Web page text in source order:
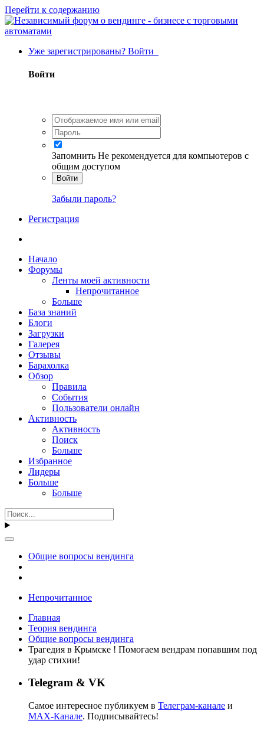
Перейти к содержанию
Уже зарегистрированы? Войти
Войти
Запомнить Не рекомендуется для компьютеров с
общим доступом
Войти
Забыли пароль?
Регистрация
Начало
Форумы
Ленты моей активности
Непрочитанное
Больше
База знаний
Блоги
Загрузки
Галерея
Отзывы
Барахолка
Обзор
Правила
События
Пользователи онлайн
Активность
Активность
Поиск
Больше
Избранное
Лидеры
Больше
Больше
Общие вопросы вендинга
Непрочитанное
Главная
Теория вендинга
Общие вопросы вендинга
Трагедия в Крымске ! Помогаем вендрам попавшим под
удар стихии!
Telegram & VK
Самое интересное публикуем в Телеграм-канале и
MAX-Канале. Подписывайтесь!